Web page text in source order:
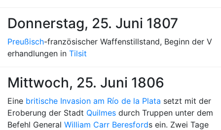
Donnerstag, 25. Juni 1807
Preußisch-französischer Waffenstillstand, Beginn der V
erhandlungen in Tilsit
Mittwoch, 25. Juni 1806
Eine britische Invasion am Río de la Plata setzt mit der
Eroberung der Stadt Quilmes durch Truppen unter dem
Befehl General William Carr Beresfords ein. Zwei Tage